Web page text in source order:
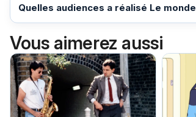
Quelles audiences a réalisé Le
Vous aimerez aussi